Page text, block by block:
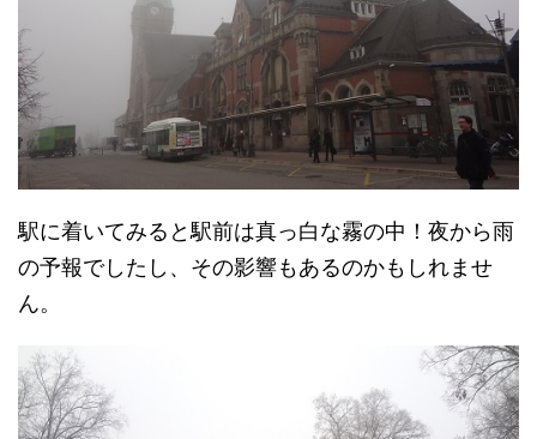
駅に着いてみると駅前は真っ白な霧の中！夜から雨
の予報でしたし、その影響もあるのかもしれませ
ん。